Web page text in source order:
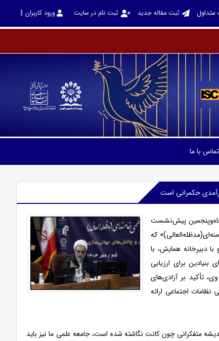
متداول ثبت مقاله جدید ثبت نام در سایت ورود کاربران
تماس با ما
حکمرانی است
پیش‌نشست
که
با دبیرخانه همایش، با
برای ارزیابی
تأکید بر آزادی‌های
اجتماعی ارائه
متفکرانی چون کانت نگاشته شده است، جامعه علمی ما نیز باید